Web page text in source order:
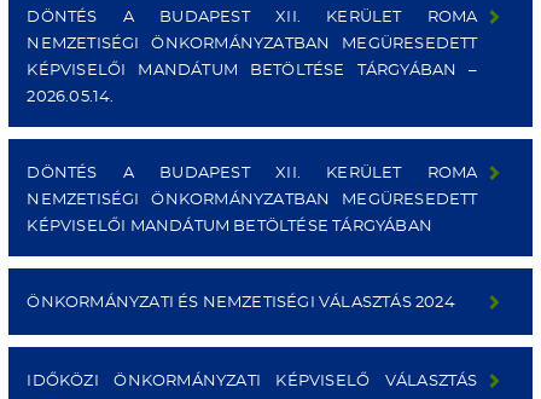
DÖNTÉS A BUDAPEST XII. KERÜLET ROMA
NEMZETISÉGI ÖNKORMÁNYZATBAN MEGÜRESEDETT
KÉPVISELŐI MANDÁTUM BETÖLTÉSE TÁRGYÁBAN –
2026.05.14.
DÖNTÉS A BUDAPEST XII. KERÜLET ROMA
NEMZETISÉGI ÖNKORMÁNYZATBAN MEGÜRESEDETT
KÉPVISELŐI MANDÁTUM BETÖLTÉSE TÁRGYÁBAN
ÖNKORMÁNYZATI ÉS NEMZETISÉGI VÁLASZTÁS 2024
IDŐKÖZI ÖNKORMÁNYZATI KÉPVISELŐ VÁLASZTÁS